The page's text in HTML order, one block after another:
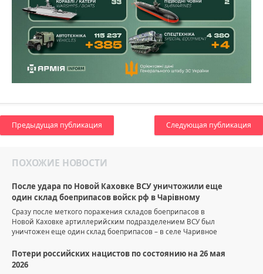
Предыдущая публикация Следующая публикация
ПОХОЖИЕ НОВОСТИ
После удара по Новой Каховке ВСУ уничтожили еще
один склад боеприпасов войск рф в Чарівному
Сразу после меткого поражения складов боеприпасов в
Новой Каховке артиллерийским подразделением ВСУ был
уничтожен еще один склад боеприпасов – в селе Чаривное
Потери российских нацистов по состоянию на 26 мая
2026